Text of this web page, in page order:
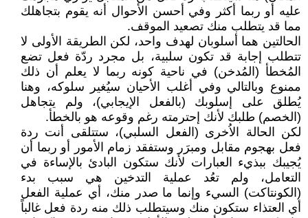
عليه أو ربما أكثر وفي أحسن الأحوال أنه يقوم بتجاهلك
مما قد يتطلب منك تصعيد الموقف.
الحالتين هما أسلوبان لهدف واحد، لكن الطريقة الأولى لا
تتطلب إجابة قد تكون سلبية، بل مجرد ردّة فعل تضع
المُخطأ (المُدخن) في ناحية كونه ربما لا يعلم أن ذلك
ممنوع وبالتالي وفي أغلب الأحيان سيُغير سلوكه، وهنا
يُطلق على إسلوبك (بالفعل الإيجابي)، ولم يتجاهل
(الخصم) طلبك لأنك إحترمته رغم وقوعه هو بالخطأ.
لكن الحالة الاُخرى (الفعل السلبي)، ستتلقى أنت ردة
فعل بهجوم مقابل ومبرَر وستفقد زمام الأمور أو ربما أن
يُجيبك ببذيء العبارات لأنك ستكون البادئ بالإساءة في
التعامل، ولم تعُد عملية التدخين هي سبب بدء
(الكونتاكت) السيء وإنما ما صدر منك، أي عملية الفعل
أي العتذاء ستكون منك وسيتطلب ذلك منه ردة فعل غالباً